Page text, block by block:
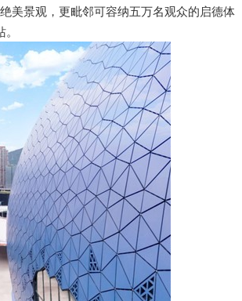
美景观，更毗邻可容纳五万名观众的启德体